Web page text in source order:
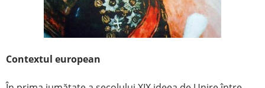
Contextul european